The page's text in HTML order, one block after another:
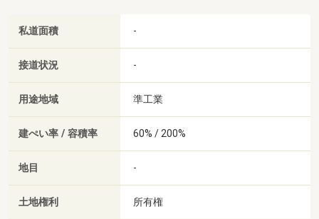
私道面積 -
接道状況 -
用途地域 準工業
建ぺい率 / 容積率 60% / 200%
地目 -
土地権利 所有権